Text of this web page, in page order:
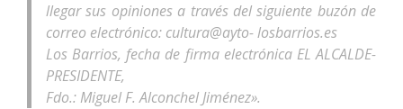
llegar sus opiniones a través del siguiente buzón de
correo electrónico: cultura@ayto- losbarrios.es
Los Barrios, fecha de firma electrónica EL ALCALDE-
PRESIDENTE,
Fdo.: Miguel F. Alconchel Jiménez».